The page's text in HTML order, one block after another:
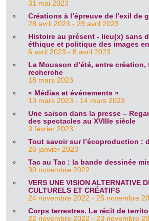
31 mai 2023
Créations à l’épreuve de l’exil de
28 avril 2023 - 29 avril 2023
Histoire au présent - lieu(x) sans
éthique et politique des images
6 avril 2023 - 8 avril 2023
La Mousson d’été, entre
recherche
18 mars 2023
« Médias et événements »
13 mars 2023 - 14 mars 2023
Une saison dans la presse –
des spectacles au XVIIIe siècle
3 février 2023
Tout savoir sur l’écoproduction :
26 janvier 2023
Tac au Tac : la bande dessinée
30 novembre 2022
VERS UNE VISION ALTERNATIVE
CULTURELS ET CRÉATIFS
24 novembre 2022 - 25 novembre
Corps terrestres. Le récit de
22 novembre 2022 - 23 novembre